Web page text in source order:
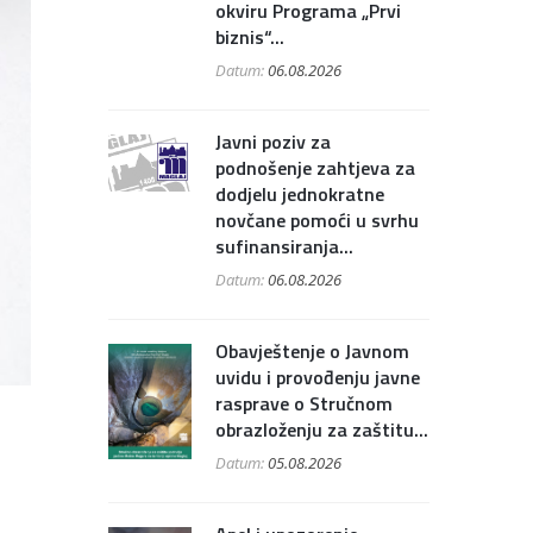
okviru Programa „Prvi
biznis“...
Datum:06.08.2026
Javni poziv za
podnošenje zahtjeva za
dodjelu jednokratne
novčane pomoći u svrhu
sufinansiranja...
Datum:06.08.2026
Obavještenje o Javnom
uvidu i provođenju javne
rasprave o Stručnom
obrazloženju za zaštitu...
Datum:05.08.2026